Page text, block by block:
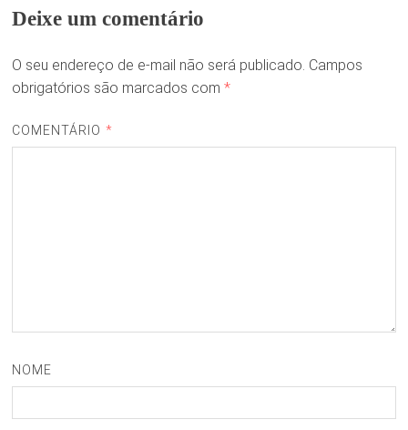
Deixe um comentário
O seu endereço de e-mail não será publicado. Campos
obrigatórios são marcados com *
COMENTÁRIO *
NOME